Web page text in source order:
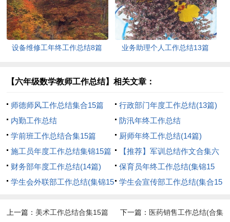
设备维修工年终工作总结8篇 业务助理个人工作总结13篇
【六年级数学教师工作总结】相关文章：
师德师风工作总结集合15篇
行政部门年度工作总结(13篇)
内勤工作总结
防汛年终工作总结
学前班工作总结合集15篇
厨师年终工作总结(14篇)
施工员年度工作总结集锦15篇
【推荐】军训总结作文合集六
篇
财务部年度工作总结(14篇)
保育员年终工作总结(集锦15
篇)
学生会外联部工作总结(集锦15 学生会宣传部工作总结(集合15
上一篇： 美术工作总结合集15篇 下一篇： 医药销售工作总结(合集